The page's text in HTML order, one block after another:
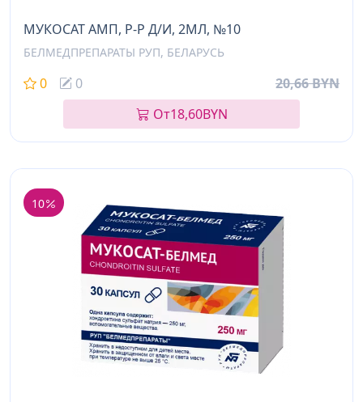
МУКОСАТ АМП, Р-Р Д/И, 2МЛ, №10
БЕЛМЕДПРЕПАРАТЫ РУП, БЕЛАРУСЬ
0 0
20,66 BYN
От18,60BYN
10